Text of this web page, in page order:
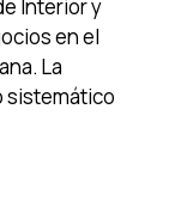
Interior y
en el
La
sistemático